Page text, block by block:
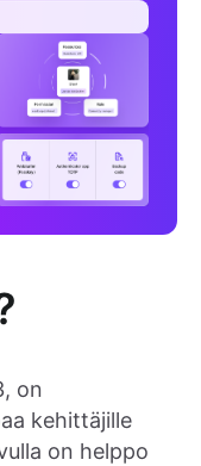
on
kehittäjille
on helppo